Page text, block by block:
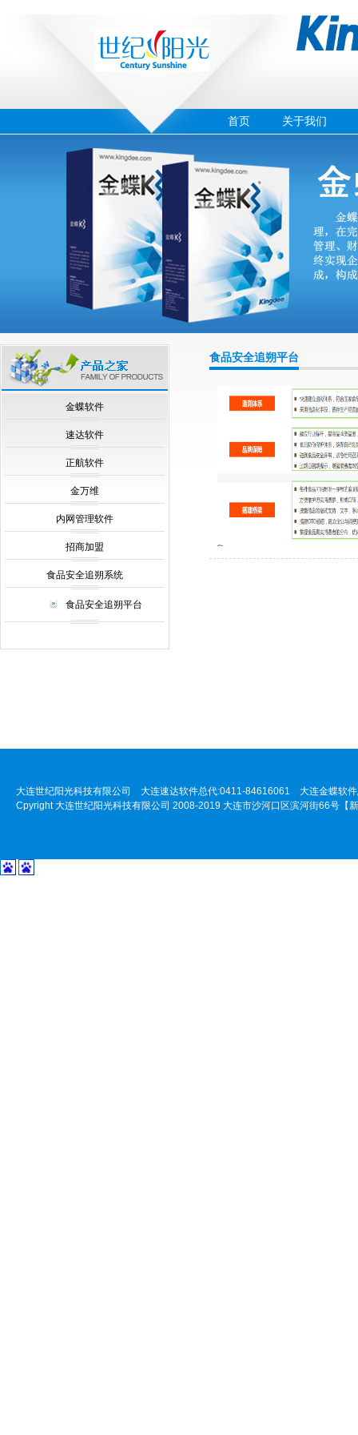
首页 关于我们
02
null
金蝶软件
速达软件
正航软件
金万维
内网管理软件
招商加盟
食品安全追朔系统
食品安全追朔平台
食品安全追朔平台
大连世纪阳光科技有限公司 大连速达软件总代:0411-84616061 大连金蝶软
Cpyright 大连世纪阳光科技有限公司 2008-2019 大连市沙河口区滨河街66号